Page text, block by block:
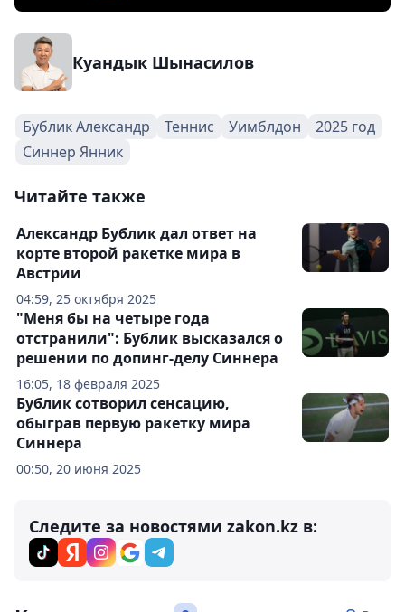
Куандык Шынасилов
Бублик Александр Теннис Уимблдон
2025 год
Синнер Янник
Читайте также
04:59, 25 октября 2025
Александр Бублик дал ответ на
корте второй ракетке мира в
Австрии
16:05, 18 февраля 2025
"Меня бы на четыре года
отстранили": Бублик высказался о
решении по допинг-делу Синнера
00:50, 20 июня 2025
Бублик сотворил сенсацию,
обыграв первую ракетку мира
Синнера
Следите за новостями zakon.kz в: